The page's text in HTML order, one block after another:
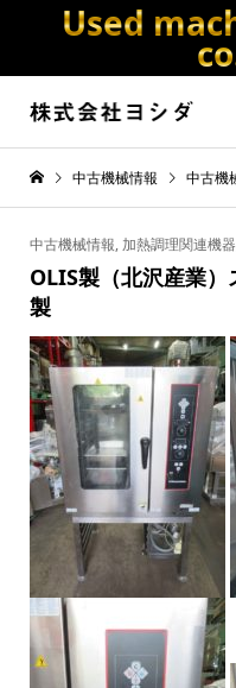
Used
中古機械情報 中古機
中古機械情報, 加熱調理関連機器
OLIS製（北沢産業）
製